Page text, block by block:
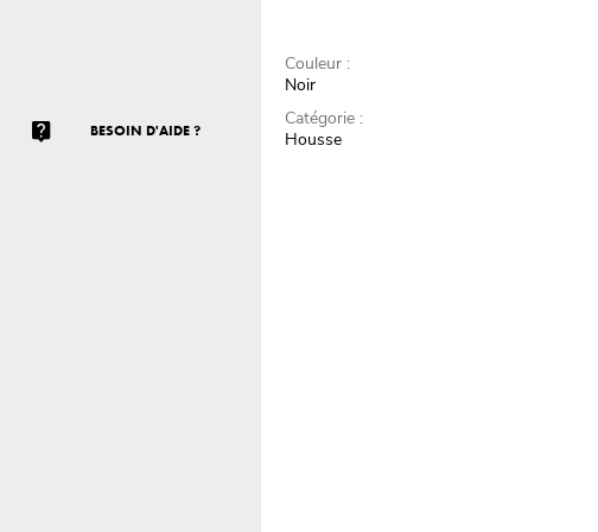
BESOIN D'AIDE ?
Couleur :
Noir
Catégorie :
Housse